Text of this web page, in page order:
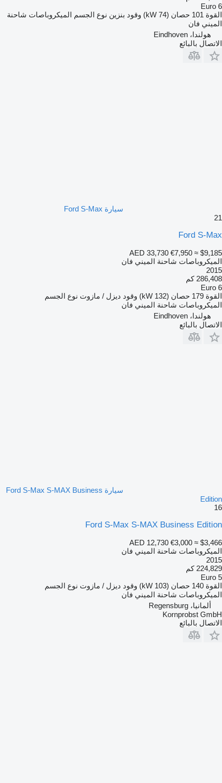
Euro 6
القوة 101 حصان (74 kW) وقود بنزين نوع الجسم الميكروباصات شاحنة
الميني فان
هولندا، Eindhoven
الاتصال بالبائع
سيارة Ford S-Max
21
Ford S-Max
AED 33,730 €7,950 ≈ $9,185
الميكروباصات شاحنة الميني فان
2015
286,408 كم
Euro 6
القوة 179 حصان (132 kW) وقود ديزل / مازوت نوع الجسم
الميكروباصات شاحنة الميني فان
هولندا، Eindhoven
الاتصال بالبائع
سيارة Ford S-Max S-MAX Business
Edition
16
Ford S-Max S-MAX Business Edition
AED 12,730 €3,000 ≈ $3,466
الميكروباصات شاحنة الميني فان
2015
224,829 كم
Euro 5
القوة 140 حصان (103 kW) وقود ديزل / مازوت نوع الجسم
الميكروباصات شاحنة الميني فان
ألمانيا، Regensburg
Kornprobst GmbH
الاتصال بالبائع